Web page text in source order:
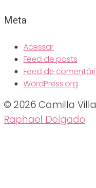
Meta
Acessar
Feed de posts
Feed de
WordPress.org
© 2026 Camilla
Raphael Delgado